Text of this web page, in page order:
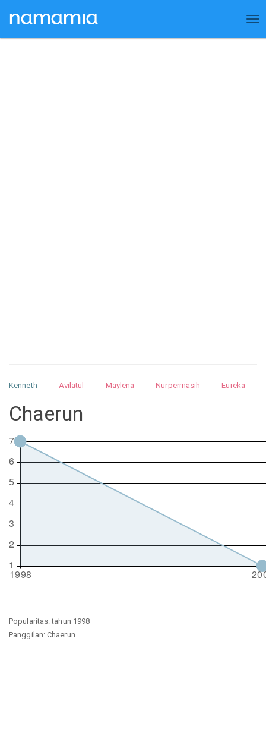
Kenneth Avilatul Maylena Nurpermasih
Eureka
Nurhilman
Pathin
Chaerun
Popularitas: tahun 1998
Panggilan: Chaerun